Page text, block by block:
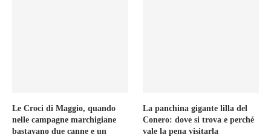
Le Croci di Maggio, quando
nelle campagne marchigiane
bastavano due canne e un
La panchina gigante lilla del
Conero: dove si trova e perché
vale la pena visitarla